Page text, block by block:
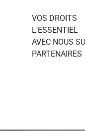
VOS DROITS
L'ESSENTIEL
AVEC NOUS
PARTENAIRES